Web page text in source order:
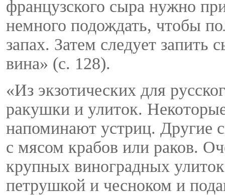
французского сыра нужно
немного подождать, чтобы
запах. Затем следует запить
вина» (с. 128).
«Из экзотических для
ракушки и улиток.
напоминают устриц. Другие
с мясом крабов или раков.
крупных виноградных
петрушкой и чесноком и